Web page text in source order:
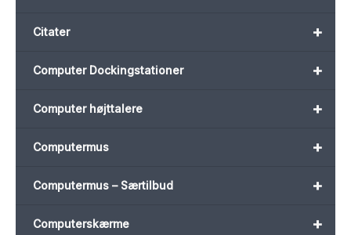
+
Citater
+
Computer Dockingstationer
+
Computer højttalere
+
Computermus
+
Computermus – Særtilbud
+
Computerskærme